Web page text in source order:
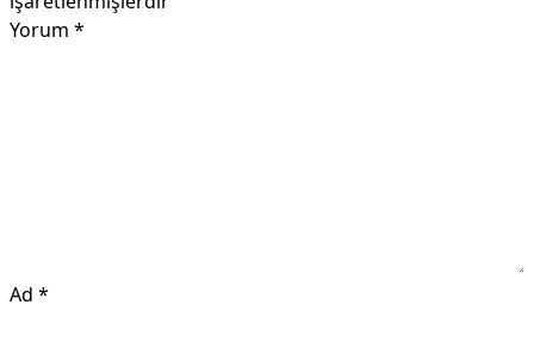
Yorum *
Ad *